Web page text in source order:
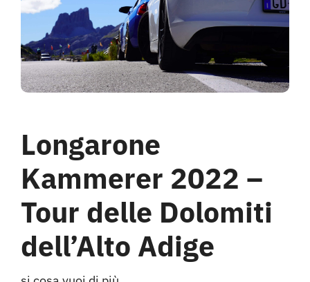
Contattami
Longarone
Kammerer 2022 –
Tour delle Dolomiti
dell’Alto Adige